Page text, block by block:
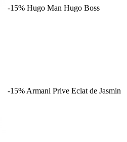
-15% Hugo Man Hugo Boss
-15% Armani Prive Eclat de Jasmin